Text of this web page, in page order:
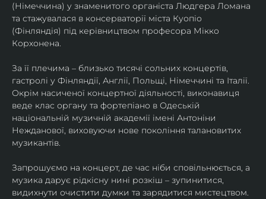
(Німеччина) у знаменитого органіста Людгера Ломана
та стажувалася в консерваторії міста Куопіо
(Фінляндія) під керівництвом професора Мікко
Корхонена.
За її плечима – близько тисячі сольних концертів,
гастролі у Фінляндії, Англії, Польщі, Німеччині та Італії.
Окрім насиченої концертної діяльності, виконавиця
веде клас органу та фортепіано в Одеській
національній музичній академії імені Антоніни
Нежданової, виховуючи нове покоління талановитих
музикантів.
Запрошуємо на концерт, де час ніби сповільнюється, а
музика дарує рідкісну нині розкіш – зупинитися,
видихнути очистити думки та зарядитися мистецтвом.